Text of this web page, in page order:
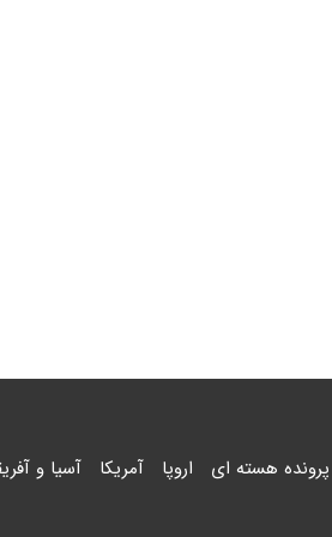
پرونده هسته ای اروپا آمریکا آسیا و